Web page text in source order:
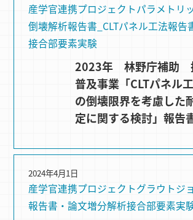
産学官連携プロジェクトパラメトリ
倒壊解析報告書_CLTパネル工法報告
接合部要素実験
2023年 林野庁補助
普及事業「CLTパネル
の倒壊限界を考慮した
定に関する検討」報告
産学官連携プロジェクトグラウトジ
報告書・論文増分解析接合部要素実
2024年4月1日